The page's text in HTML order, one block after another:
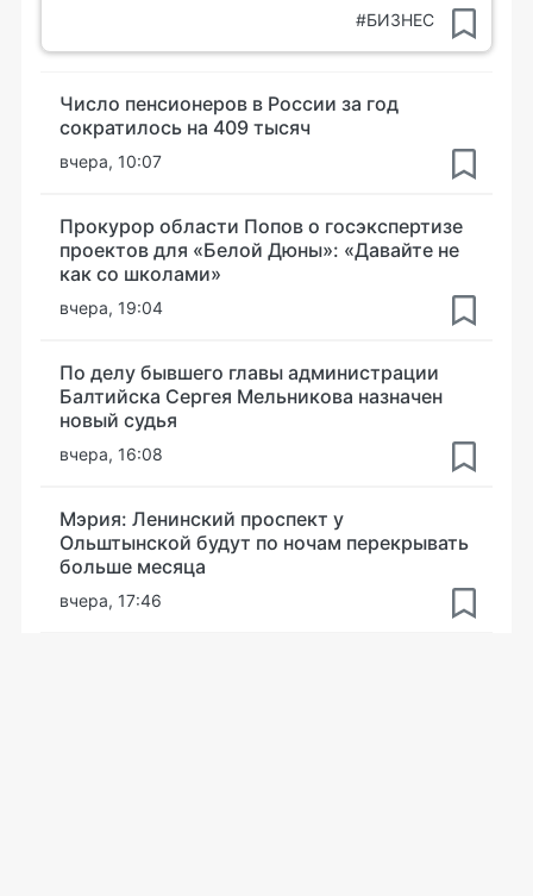
#БИЗНЕС
Число пенсионеров в России за год
сократилось на 409 тысяч
вчера, 10:07
Прокурор области Попов о госэкспертизе
проектов для «Белой Дюны»: «Давайте не
как со школами»
вчера, 19:04
По делу бывшего главы администрации
Балтийска Сергея Мельникова назначен
новый судья
вчера, 16:08
Мэрия: Ленинский проспект у
Ольштынской будут по ночам перекрывать
больше месяца
вчера, 17:46